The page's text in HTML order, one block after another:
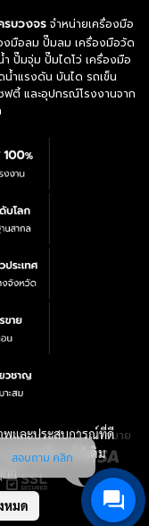
รบวงจรจำหน่ายเครื่องมือ
งมือลม ปั๊มลม เครื่องมือวัด
ปั๊มจุ่ม ปั๊มไดโว่ เครื่องมือ
ำแรงดัน บันได รถเข็น
ตี้ และอุปกรณ์โรงงานจาก
Reserved.|นโยบาย
แผนที่สินค้า
พและประสบการณ์ที่ดี
รายละเอียดเพิ่มเติม
กี้
หมด
สอบถาม คลิก